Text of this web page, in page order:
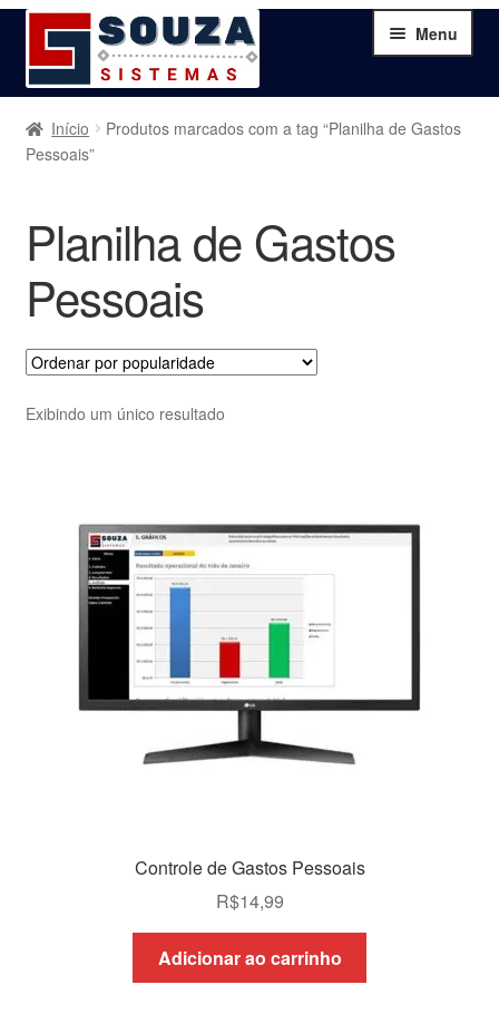
Pular
para
navegação
Pular
para
o
conteúdo
Menu
Home
Serviços
Produtos
Blog
Contato
Início
Produtos marcados com a tag “Planilha de Gastos
Pessoais”
Planilha de Gastos
Pessoais
Exibindo um único resultado
Controle de Gastos Pessoais
R$14,99
Adicionar ao carrinho